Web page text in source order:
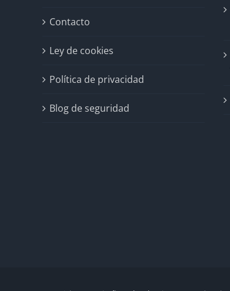
Contacto
Ley de cookies
Política de privacidad
Blog de seguridad